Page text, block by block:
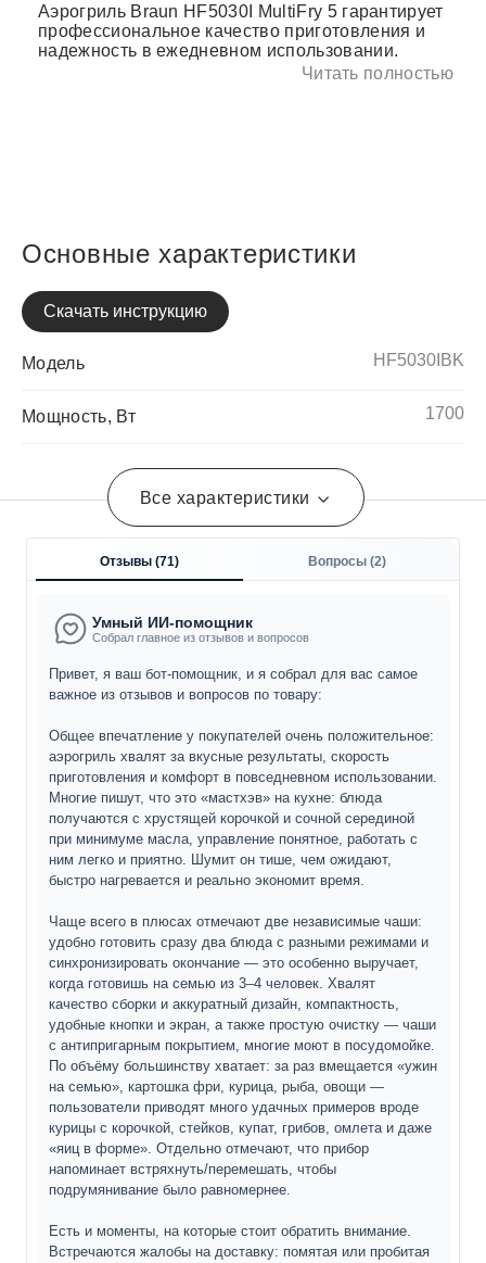
Аэрогриль Braun HF5030I MultiFry 5 гарантирует
профессиональное качество приготовления и
надежность в ежедневном использовании.
Читать полностью
Основные характеристики
Скачать инструкцию
Модель HF5030IBK
Мощность, Вт 1700
Технические характеристики
Цвет
Материал корпуса Пластик
Антипригарное покрытие
Все характеристики
Отзывы (71) Вопросы (2)
Умный ИИ-помощник
Собрал главное из отзывов и вопросов
Привет, я ваш бот-помощник, и я собрал для вас самое
важное из отзывов и вопросов по товару:
Общее впечатление у покупателей очень положительное:
аэрогриль хвалят за вкусные результаты, скорость
приготовления и комфорт в повседневном использовании.
Многие пишут, что это «мастхэв» на кухне: блюда
получаются с хрустящей корочкой и сочной серединой
при минимуме масла, управление понятное, работать с
ним легко и приятно. Шумит он тише, чем ожидают,
быстро нагревается и реально экономит время.
Чаще всего в плюсах отмечают две независимые чаши:
удобно готовить сразу два блюда с разными режимами и
синхронизировать окончание — это особенно выручает,
когда готовишь на семью из 3–4 человек. Хвалят
качество сборки и аккуратный дизайн, компактность,
удобные кнопки и экран, а также простую очистку — чаши
с антипригарным покрытием, многие моют в посудомойке.
По объёму большинству хватает: за раз вмещается «ужин
на семью», картошка фри, курица, рыба, овощи —
пользователи приводят много удачных примеров вроде
курицы с корочкой, стейков, купат, грибов, омлета и даже
«яиц в форме». Отдельно отмечают, что прибор
напоминает встряхнуть/перемешать, чтобы
подрумянивание было равномернее.
Есть и моменты, на которые стоит обратить внимание.
Встречаются жалобы на доставку: помятая или пробитая